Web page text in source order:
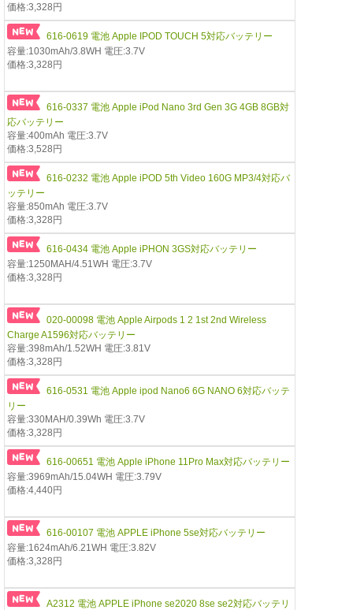
価格:3,328円
616-0619 電池 Apple IPOD TOUCH 5対応バッテリー
容量:1030mAh/3.8WH 電圧:3.7V
価格:3,328円
616-0337 電池 Apple iPod Nano 3rd Gen 3G 4GB 8GB対
応バッテリー
容量:400mAh 電圧:3.7V
価格:3,528円
616-0232 電池 Apple iPOD 5th Video 160G MP3/4対応バ
ッテリー
容量:850mAh 電圧:3.7V
価格:3,328円
616-0434 電池 Apple iPHON 3GS対応バッテリー
容量:1250MAH/4.51WH 電圧:3.7V
価格:3,328円
020-00098 電池 Apple Airpods 1 2 1st 2nd Wireless
Charge A1596対応バッテリー
容量:398mAh/1.52WH 電圧:3.81V
価格:3,328円
616-0531 電池 Apple ipod Nano6 6G NANO 6対応バッテ
リー
容量:330MAH/0.39Wh 電圧:3.7V
価格:3,328円
616-00651 電池 Apple iPhone 11Pro Max対応バッテリー
容量:3969mAh/15.04WH 電圧:3.79V
価格:4,440円
616-00107 電池 APPLE iPhone 5se対応バッテリー
容量:1624mAh/6.21WH 電圧:3.82V
価格:3,328円
A2312 電池 APPLE iPhone se2020 8se se2対応バッテリ